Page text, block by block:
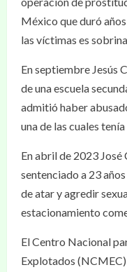
México que duró
las víctimas es
En septiembre Jesús
de una escuela
admitió haber
una de las cuales
En abril de 2023
sentenciado a 23
de atar y agredir
estacionamiento
El Centro Nacional
Explotados